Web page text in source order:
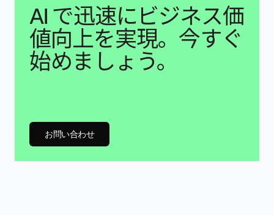
AI で迅速にビジネス価
値向上を実現。今すぐ
始めましょう。
お問い合わせ